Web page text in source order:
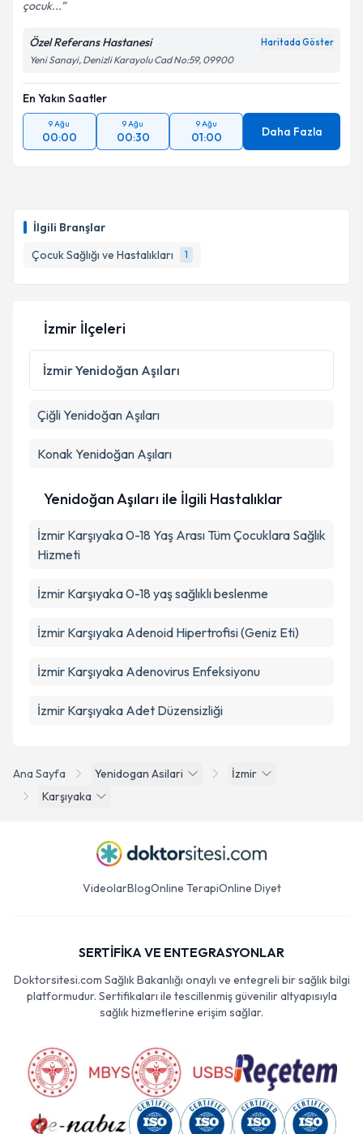
İlgili Branşlar
Çocuk Sağlığı ve Hastalıkları
1
Kişisel verilerimin işlenmesine ilişkin
Aydınlatma
Metni'ni okudum ve kişisel verilerimin belirtilen
kapsamda işlenmesini kabul ediyorum.
Takvim Talebini Gönder
çocuk...
Özel Referans Hastanesi Haritada Göster
Yeni Sanayi, Denizli Karayolu Cad No:59, 09900
En Yakın Saatler
9 Ağu
00:00
9 Ağu
00:30
9 Ağu
01:00 Daha Fazla
Ana Sayfa Yenidogan Asilari
İzmir
Karşıyaka
İzmir İlçeleri
İzmirYenidoğan Aşıları
ÇiğliYenidoğan Aşıları
Konak Yenidoğan Aşıları
Yenidoğan Aşıları ile İlgili Hastalıklar
İzmir Karşıyaka 0-18 Yaş Arası Tüm Çocuklara Sağlık
Hizmeti
İzmir Karşıyaka 0-18 yaş sağlıklı beslenme
İzmir Karşıyaka Adenoid Hipertrofisi (Geniz Eti)
İzmir Karşıyaka Adenovirus Enfeksiyonu
İzmir Karşıyaka Adet Düzensizliği
VideolarBlogOnline TerapiOnline Diyet
SERTİFİKA VE ENTEGRASYONLAR
Doktorsitesi.com Sağlık Bakanlığı onaylı ve entegreli bir sağlık bilgi
platformudur. Sertifikaları ile tescillenmiş güvenilir altyapısıyla
sağlık hizmetlerine erişim sağlar.